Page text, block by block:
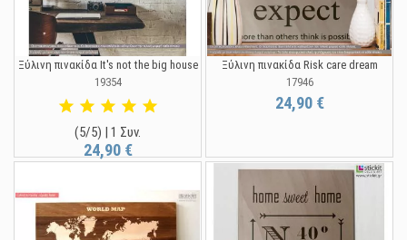
Ξύλινη πινακίδα It's not the big house
19354
(5/5) | 1 Συν.
24,90 €
Ξύλινη πινακίδα Risk care dream
17946
24,90 €